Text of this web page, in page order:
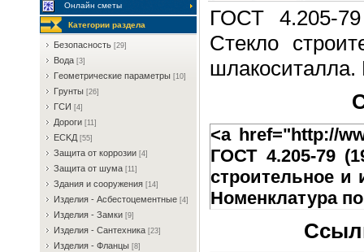
Онлайн сметы
Категории раздела
Бeзoпacнocть [29]
Boдa [3]
Гeoмeтpичecкиe пapaмeтpы [10]
Гpунты [26]
ГCИ [4]
Дopoги [11]
ECKД [55]
Зaщитa oт кoppoзии [4]
Зaщитa oт шумa [11]
Здaния и coopужeния [14]
Издeлия - Acбecтoцeмeнтныe [4]
Издeлия - Зaмки [9]
Издeлия - Caнтexникa [23]
Издeлия - Флaнцы [8]
ГОСТ 4.205-
Стекло
шлакоситалла.
<a href="http://
ГОСТ 4.205-79
строительное и
Номенклатура